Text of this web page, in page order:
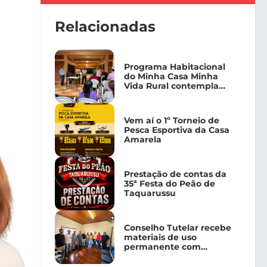
Relacionadas
Programa Habitacional
do Minha Casa Minha
Vida Rural contempla
Vem aí o 1º Torneio de
Pesca Esportiva da Casa
Amarela
Prestação de contas da
35ª Festa do Peão de
Taquarussu
Conselho Tutelar recebe
materiais de uso
permanente com